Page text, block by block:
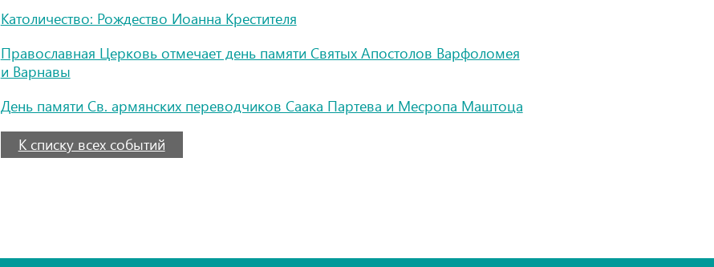
Католичество: Рождество Иоанна Крестителя
Православная Церковь отмечает день памяти Святых Апостолов Варфоломея
и Варнавы
День памяти Св. армянских переводчиков Саака Партева и Месропа Маштоца
К списку всех событий